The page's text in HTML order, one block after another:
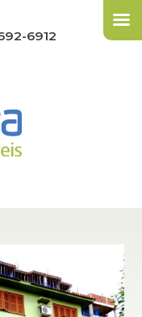
6912